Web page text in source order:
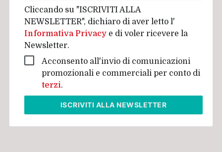
Cliccando su "ISCRIVITI ALLA
NEWSLETTER", dichiaro di aver letto l'
Informativa Privacy e di voler ricevere la
Newsletter.
Acconsento all'invio di comunicazioni
promozionali e commerciali per conto di
terzi.
ISCRIVITI ALLA NEWSLETTER